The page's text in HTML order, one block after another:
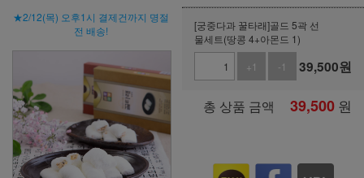
★2/12(목) 오후1시 결제건까지 명절
전 배송!
[궁중다과 꿀타래]골드 5곽 선
물세트(땅콩 4+아몬드 1)
+1
-1 39,500원
총 상품 금액 39,500 원